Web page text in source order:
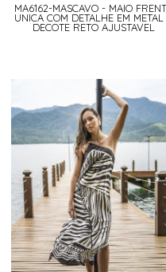
MA6162-MASCAVO - MAIO
UNICA COM DETALHE EM METAL
DECOTE RETO AJUSTAVEL